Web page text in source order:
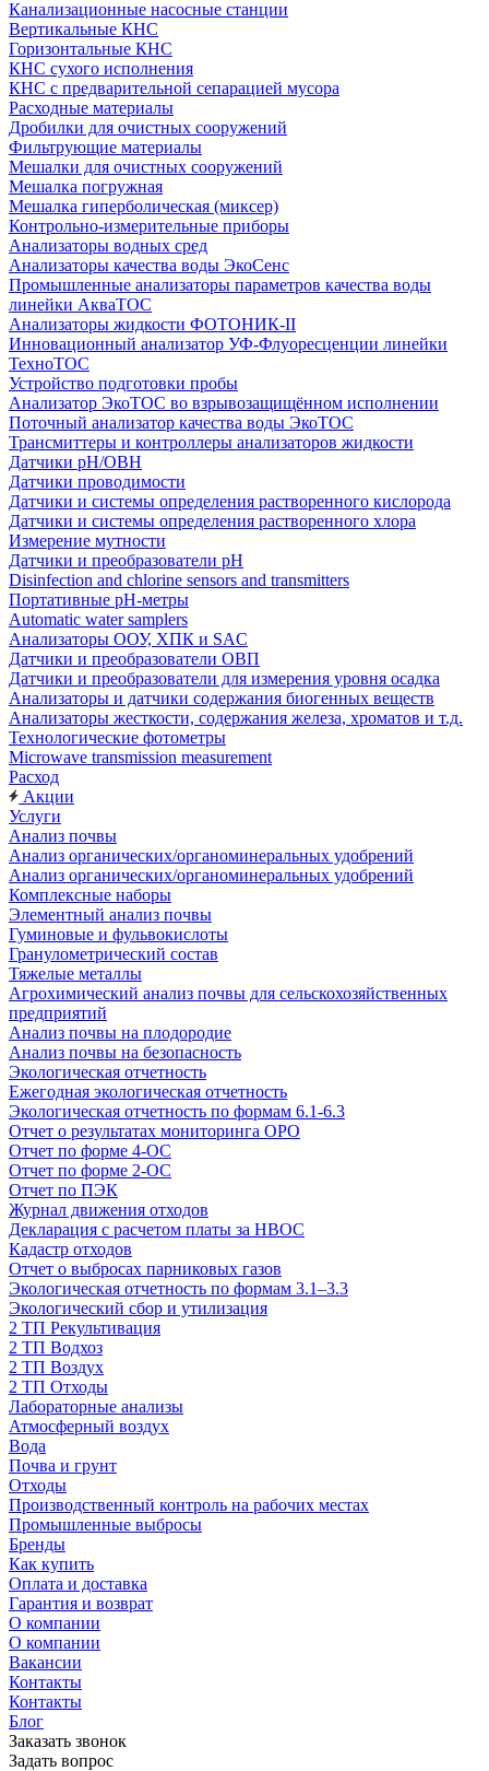
Канализационные насосные станции
Вертикальные КНС
Горизонтальные КНС
КНС сухого исполнения
КНС с предварительной сепарацией мусора
Расходные материалы
Дробилки для очистных сооружений
Фильтрующие материалы
Мешалки для очистных сооружений
Мешалка погружная
Мешалка гиперболическая (миксер)
Контрольно-измерительные приборы
Анализаторы водных сред
Анализаторы качества воды ЭкоСенс
Промышленные анализаторы параметров качества воды
линейки АкваТОС
Анализаторы жидкости ФОТОНИК-II
Инновационный анализатор УФ-Флуоресценции линейки
ТехноТОС
Устройство подготовки пробы
Анализатор ЭкоТОС во взрывозащищённом исполнении
Поточный анализатор качества воды ЭкоТОС
Трансмиттеры и контроллеры анализаторов жидкости
Датчики рН/ОВН
Датчики проводимости
Датчики и системы определения растворенного кислорода
Датчики и системы определения растворенного хлора
Измерение мутности
Датчики и преобразователи pH
Disinfection and chlorine sensors and transmitters
Портативные pH-метры
Automatic water samplers
Анализаторы ООУ, ХПК и SAC
Датчики и преобразователи ОВП
Датчики и преобразователи для измерения уровня осадка
Анализаторы и датчики содержания биогенных веществ
Анализаторы жесткости, содержания железа, хроматов и т.д.
Технологические фотометры
Microwave transmission measurement
Расход
Акции
Услуги
Анализ почвы
Анализ органических/органоминеральных удобрений
Анализ органических/органоминеральных удобрений
Комплексные наборы
Элементный анализ почвы
Гуминовые и фульвокислоты
Гранулометрический состав
Тяжелые металлы
Агрохимический анализ почвы для сельскохозяйственных
предприятий
Анализ почвы на плодородие
Анализ почвы на безопасность
Экологическая отчетность
Ежегодная экологическая отчетность
Экологическая отчетность по формам 6.1-6.3
Отчет о результатах мониторинга ОРО
Отчет по форме 4-ОС
Отчет по форме 2-ОС
Отчет по ПЭК
Журнал движения отходов
Декларация с расчетом платы за НВОС
Кадастр отходов
Отчет о выбросах парниковых газов
Экологическая отчетность по формам 3.1–3.3
Экологический сбор и утилизация
2 ТП Рекультивация
2 ТП Водхоз
2 ТП Воздух
2 ТП Отходы
Лабораторные анализы
Атмосферный воздух
Вода
Почва и грунт
Отходы
Производственный контроль на рабочих местах
Промышленные выбросы
Бренды
Как купить
Оплата и доставка
Гарантия и возврат
О компании
О компании
Вакансии
Контакты
Контакты
Блог
Заказать звонок
Задать вопрос